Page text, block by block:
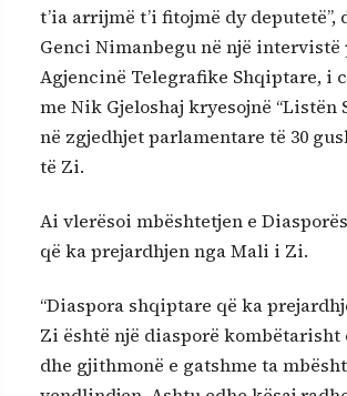
t’ia arrijmë t’i fitojmë dy deputetë”,
Genci Nimanbegu në një intervistë
Agjencinë Telegrafike Shqiptare, i
me Nik Gjeloshaj kryesojnë “Listën
në zgjedhjet parlamentare të 30
të Zi.
Ai vlerësoi mbështetjen e
që ka prejardhjen nga Mali i Zi.
“Diaspora shqiptare që ka
Zi është një diasporë
dhe gjithmonë e gatshme ta